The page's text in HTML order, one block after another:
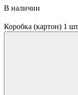
В наличии
Коробка (картон) 1